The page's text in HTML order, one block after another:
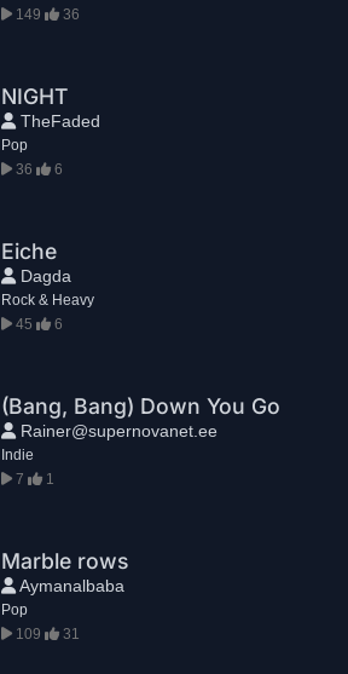
149
36
NIGHT
TheFaded
Pop
36
6
Eiche
Dagda
Rock & Heavy
45
6
(Bang, Bang) Down You Go
Rainer@supernovanet.ee
Indie
7
1
Marble rows
Aymanalbaba
Pop
109
31